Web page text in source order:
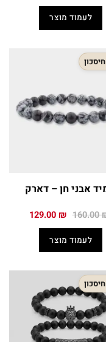
399.00 ₪.
לעמוד מוצר
אבני חן – דארק
160.00 המחיר
160.00 ₪.
129.00 ₪ המחיר
לעמוד מוצר